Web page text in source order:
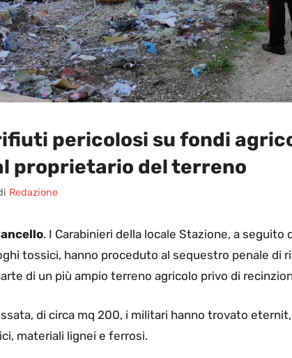
pericolosi su fondi
proprietario del terreno
Redazione
. I Carabinieri della locale Stazione, a
tossici, hanno proceduto al sequestro penale di
di un più ampio terreno agricolo privo di
di circa mq 200, i militari hanno trovato
materiali lignei e ferrosi.